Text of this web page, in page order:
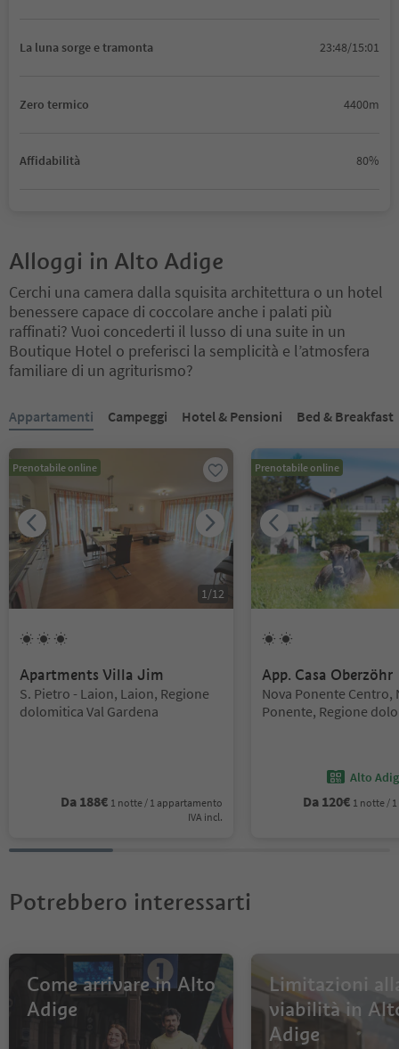
La luna sorge e tramonta 23:48/15:01
Zero termico 4400m
Affidabilità 80%
Alloggi in Alto Adige
Cerchi una camera dalla squisita architettura o un hotel
benessere capace di coccolare anche i palati più
raffinati? Vuoi concederti il lusso di una suite in un
Boutique Hotel o preferisci la semplicità e l’atmosfera
familiare di un agriturismo?
Appartamenti Campeggi Hotel & Pensioni Bed & Breakfast
Prenotabile online
1/12
Apartments Villa Jim
Posizione:
S. Pietro - Laion, Laion, Regione
dolomitica Val Gardena
Da 188€ 1 notte / 1 appartamento
IVA incl.
Prenotabile online
App. Casa Oberzöhr
Posizione:
Nova Ponente Centro,
Ponente, Regione
Alto
Da 120€ 1 notte /
Potrebbero interessarti
Come arrivare in Alto
Adige
Limitazioni
viabilità in
Adige